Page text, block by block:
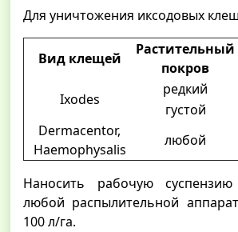
Для уничтожения иксодовых
Вид клещей
Растительный
покров
Ixodes
редкий
густой
Dermacentor,
Haemophysalis
любой
Наносить рабочую
любой распылительной
100 л/га.